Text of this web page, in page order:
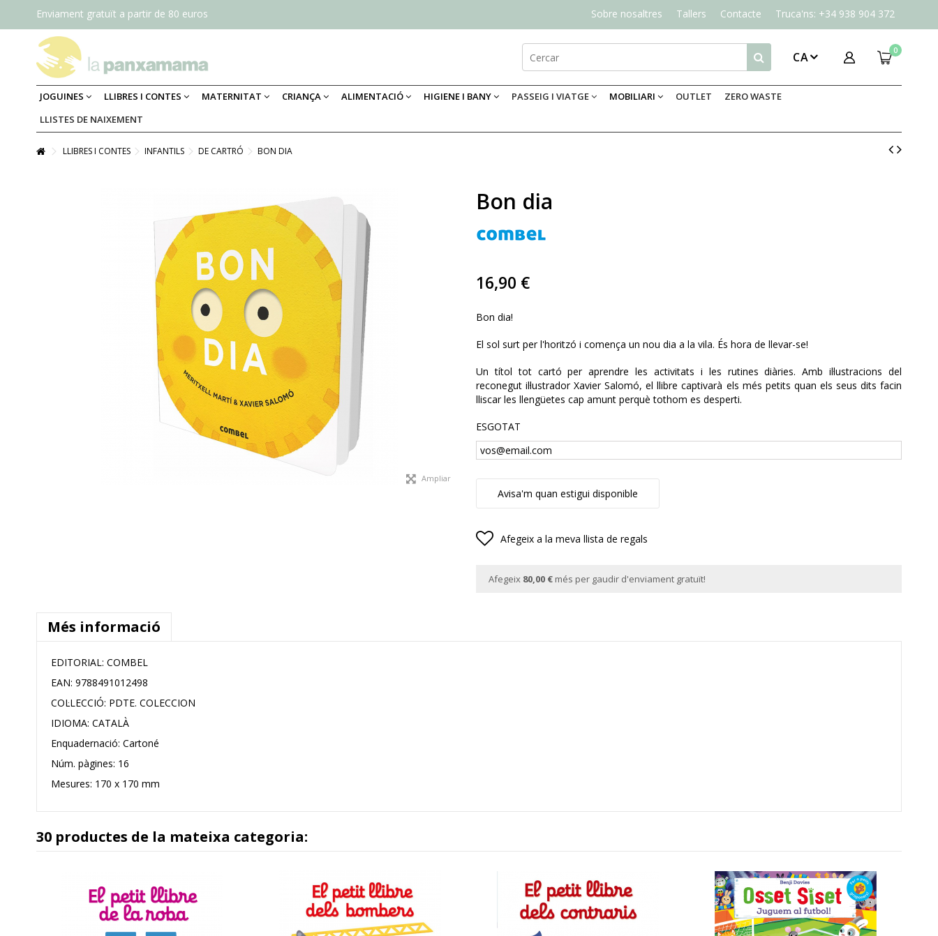
Sobre nosaltres Tallers Contacte Truca'ns: +34 938 904 372
Enviament gratuït a partir de 80 euros
0
CA
JOGUINES LLIBRES I CONTES MATERNITAT CRIANÇA ALIMENTACIÓ HIGIENE I BANY PASSEIG I VIATGE MOBILIARI OUTLET
ZERO WASTE
LLISTES DE NAIXEMENT
LLIBRES I CONTES INFANTILS DE CARTRÓ BON DIA
Ampliar
Bon dia
16,90 €
Bon dia!
El sol surt per l'horitzó i comença un nou dia a la vila. És hora de llevar-se!
Un títol tot cartó per aprendre les activitats i les rutines diàries. Amb il·lustracions del
reconegut il·lustrador Xavier Salomó, el llibre captivarà els més petits quan els seus dits facin
lliscar les llengüetes cap amunt perquè tothom es desperti.
ESGOTAT
Avisa'm quan estigui disponible
Afegeix a la meva llista de regals
Afegeix 80,00 € més per gaudir d'enviament gratuït!
Més informació
EDITORIAL: COMBEL
EAN: 9788491012498
COL·LECCIÓ: PDTE. COLECCION
IDIOMA: CATALÀ
Enquadernació: Cartoné
Núm. pàgines: 16
Mesures: 170 x 170 mm
30 productes de la mateixa categoria: